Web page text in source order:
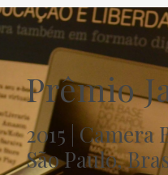
Prêmio
2015 |
São Paulo,